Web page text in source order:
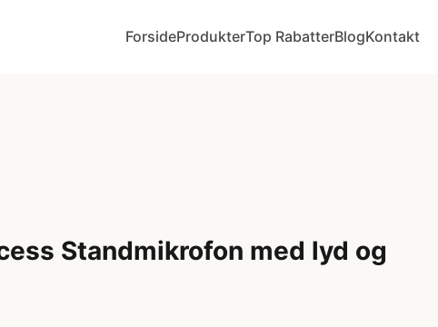
ForsideProdukterTop RabatterBlogKontakt
Standmikrofon med lyd og